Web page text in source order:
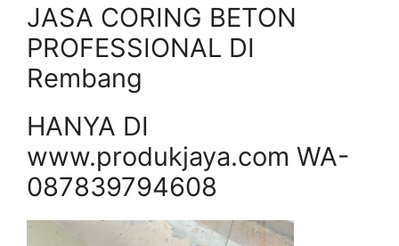
JASA CORING BETON
PROFESSIONAL DI
Rembang
HANYA DI
www.produkjaya.com WA-
087839794608